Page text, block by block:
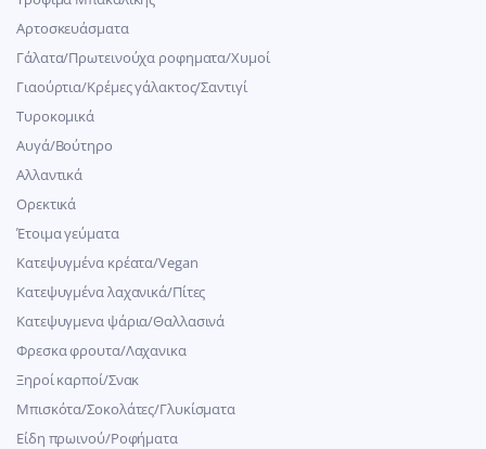
Αρτοσκευάσματα
Γάλατα/Πρωτεινούχα ροφηματα/Χυμοί
Γιαούρτια/Κρέμες γάλακτος/Σαντιγί
Τυροκομικά
Αυγά/Βούτηρο
Αλλαντικά
Ορεκτικά
Έτοιμα γεύματα
Κατεψυγμένα κρέατα/Vegan
Kατεψυγμένα λαχανικά/Πίτες
Κατεψυγμενα ψάρια/Θαλλασινά
Φρεσκα φρουτα/Λαχανικα
Ξηροί καρποί/Σνακ
Μπισκότα/Σοκολάτες/Γλυκίσματα
Είδη πρωινού/Ροφήματα